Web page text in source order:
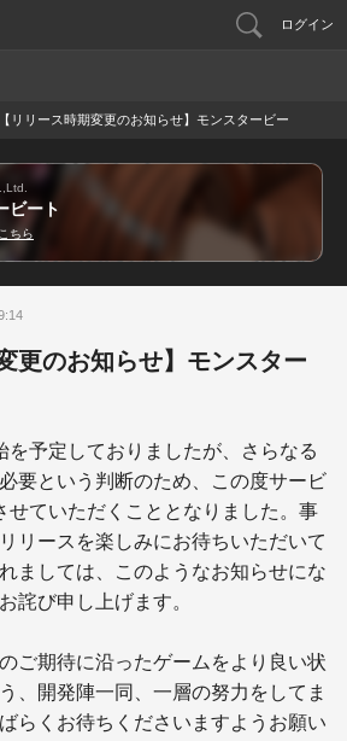
ログイン
【リリース時期変更のお知らせ】モンスタービー
ビート
ちら
更のお知らせ】モンスター
を予定しておりましたが、さらなる
要という判断のため、この度サービ
せていただくこととなりました。事
リースを楽しみにお待ちいただいて
ましては、このようなお知らせにな
詫び申し上げます。
ご期待に沿ったゲームをより良い状
、開発陣一同、一層の努力をしてま
らくお待ちくださいますようお願い